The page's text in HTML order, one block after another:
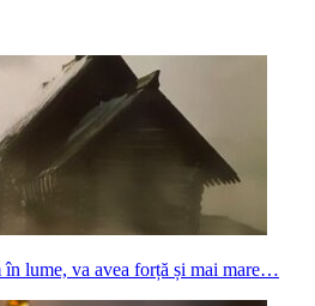
în lume, va avea forță și mai mare…